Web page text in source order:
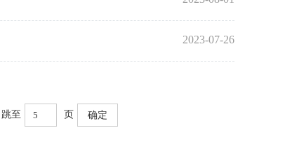
2023-07-26
跳至 页 确定